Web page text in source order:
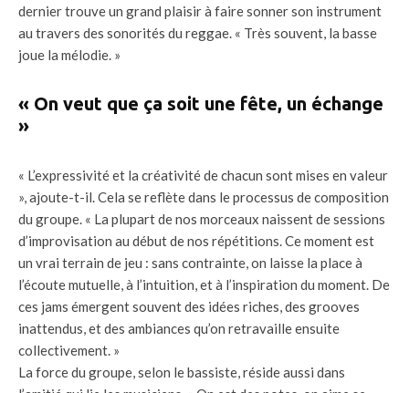
dernier trouve un grand plaisir à faire sonner son instrument
au travers des sonorités du reggae. « Très souvent, la basse
joue la mélodie. »
« On veut que ça soit une fête, un échange
»
« L’expressivité et la créativité de chacun sont mises en valeur
», ajoute-t-il. Cela se reflète dans le processus de composition
du groupe. « La plupart de nos morceaux naissent de sessions
d’improvisation au début de nos répétitions. Ce moment est
un vrai terrain de jeu : sans contrainte, on laisse la place à
l’écoute mutuelle, à l’intuition, et à l’inspiration du moment. De
ces jams émergent souvent des idées riches, des grooves
inattendus, et des ambiances qu’on retravaille ensuite
collectivement. »
La force du groupe, selon le bassiste, réside aussi dans